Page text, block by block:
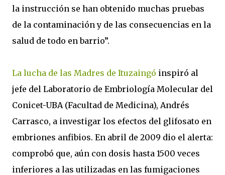
la instrucción se han obtenido muchas pruebas
de la contaminación y de las consecuencias en la
salud de todo en barrio”.
La lucha de las Madres de Ituzaingó inspiró al
jefe del Laboratorio de Embriología Molecular del
Conicet-UBA (Facultad de Medicina), Andrés
Carrasco, a investigar los efectos del glifosato en
embriones anfibios. En abril de 2009 dio el alerta:
comprobó que, aún con dosis hasta 1500 veces
inferiores a las utilizadas en las fumigaciones